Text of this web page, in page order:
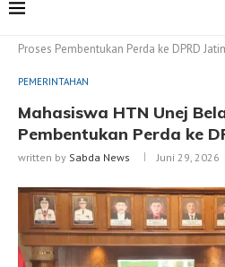
Proses Pembentukan Perda ke DPRD
PEMERINTAHAN
Mahasiswa HTN Unej
Pembentukan Perda ke
written by Sabda News Juni 29, 2026